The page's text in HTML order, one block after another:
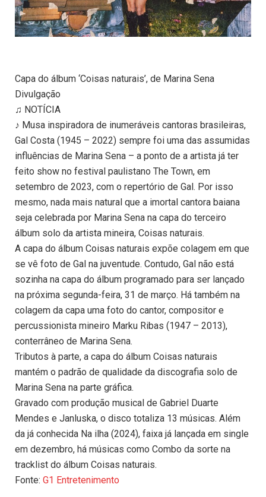
Capa do álbum ‘Coisas naturais’, de Marina Sena
Divulgação
♫ NOTÍCIA
♪ Musa inspiradora de inumeráveis cantoras brasileiras,
Gal Costa (1945 – 2022) sempre foi uma das assumidas
influências de Marina Sena – a ponto de a artista já ter
feito show no festival paulistano The Town, em
setembro de 2023, com o repertório de Gal. Por isso
mesmo, nada mais natural que a imortal cantora baiana
seja celebrada por Marina Sena na capa do terceiro
álbum solo da artista mineira, Coisas naturais.
A capa do álbum Coisas naturais expõe colagem em que
se vê foto de Gal na juventude. Contudo, Gal não está
sozinha na capa do álbum programado para ser lançado
na próxima segunda-feira, 31 de março. Há também na
colagem da capa uma foto do cantor, compositor e
percussionista mineiro Marku Ribas (1947 – 2013),
conterrâneo de Marina Sena.
Tributos à parte, a capa do álbum Coisas naturais
mantém o padrão de qualidade da discografia solo de
Marina Sena na parte gráfica.
Gravado com produção musical de Gabriel Duarte
Mendes e Janluska, o disco totaliza 13 músicas. Além
da já conhecida Na ilha (2024), faixa já lançada em single
em dezembro, há músicas como Combo da sorte na
tracklist do álbum Coisas naturais.
Fonte: G1 Entretenimento